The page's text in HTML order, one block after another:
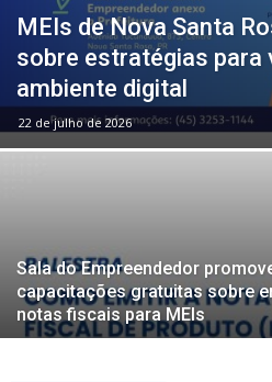
MEIs de Nova Santa
sobre estratégias para
ambiente digital
22 de julho de 2026
Sala do Empreendedor
capacitações gratuitas sobre
notas fiscais para MEIs